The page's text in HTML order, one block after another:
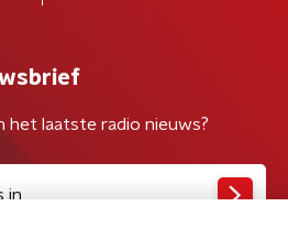
het laatste radio nieuws?